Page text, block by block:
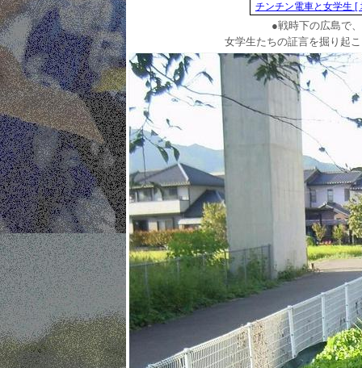
チンチン電車と女学生 [
●戦時下の広島で
女学生たちの証言を掘り起